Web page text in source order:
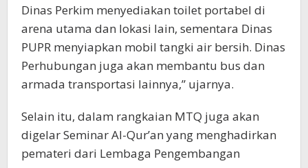
Dinas Perkim menyediakan toilet portabel di
arena utama dan lokasi lain, sementara Dinas
PUPR menyiapkan mobil tangki air bersih. Dinas
Perhubungan juga akan membantu bus dan
armada transportasi lainnya,” ujarnya.
Selain itu, dalam rangkaian MTQ juga akan
digelar Seminar Al-Qur’an yang menghadirkan
pemateri dari Lembaga Pengembangan